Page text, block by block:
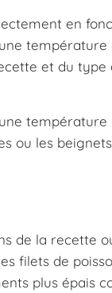
en
température
et du type
température
ou les
de la recette
filets de
plus épais